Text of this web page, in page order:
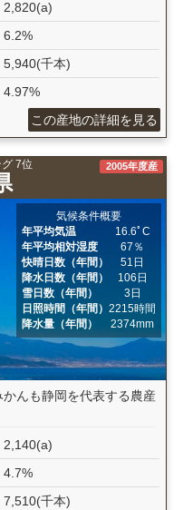
2,820(a)
6.2%
5,940(千本)
4.97%
この産地の詳細を見る
7位 2005年度産
気候条件概要
年平均気温
16.6ﾟC
年平均相対湿度
67％
快晴日数（年間）
51日
降水日数（年間）
106日
雪日数（年間）
3日
日照時間（年間）2215時間
降水量（年間）
2374mm
んも静岡を代表する農産
2,140(a)
4.7%
7,510(千本)